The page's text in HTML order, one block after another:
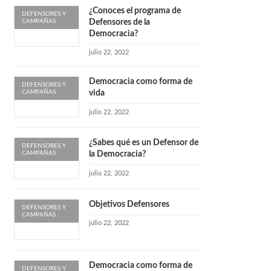
DEFENSORES Y
CAMPAÑAS
¿Conoces el programa de
Defensores de la
Democracia?
julio 22, 2022
DEFENSORES Y
CAMPAÑAS
Democracia como forma de
vida
julio 22, 2022
DEFENSORES Y
CAMPAÑAS
¿Sabes qué es un Defensor de
la Democracia?
julio 22, 2022
DEFENSORES Y
CAMPAÑAS
Objetivos Defensores
julio 22, 2022
DEFENSORES Y
Democracia como forma de